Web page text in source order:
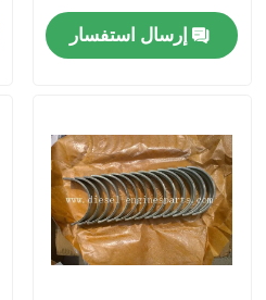
جولة في المعمل
اتصل بنا
طلب اقتباس
إرسال استفسار